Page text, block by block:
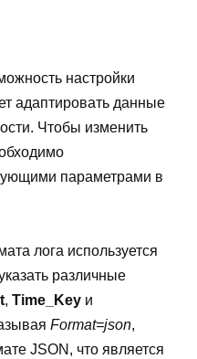
настройки
адаптировать данные
Чтобы изменить
параметрами в
лога используется
различные
, Time_Key и
Format=json,
JSON, что является